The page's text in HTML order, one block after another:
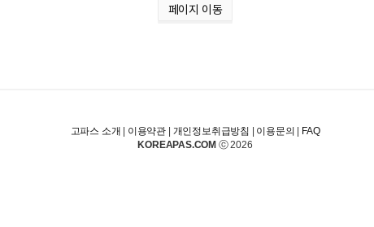
페이지 이동
고파스 소개 이용약관 개인정보취급방침 이용문의
FAQ
KOREAPAS.COM ⓒ 2026